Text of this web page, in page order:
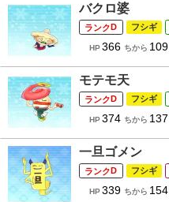
バクロ婆
D フシギ
HP366 ちから 109
モテモ天
D フシギ
HP374 ちから 137
一旦ゴメン
D フシギ
HP339 ちから 154